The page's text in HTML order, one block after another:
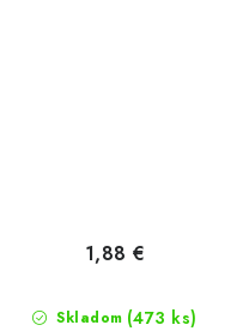
Skladom (473 ks)
1,88 €